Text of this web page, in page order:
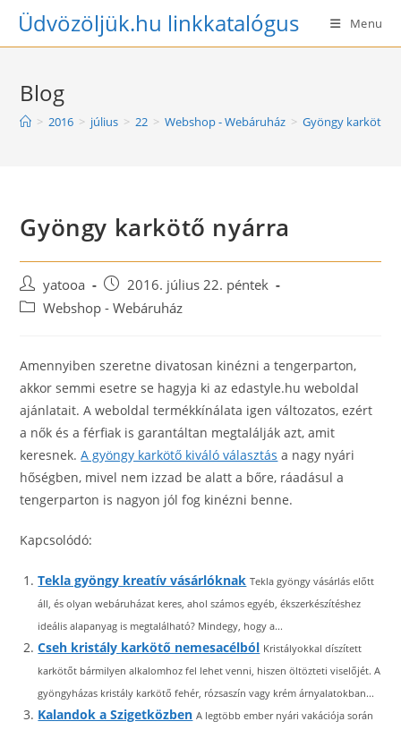
SkipÜdvözöljük.hu linkkatalógus Menu
Blog
> 2016 > július > 22 > Webshop - Webáruház > Gyöngy karkötő
Gyöngy karkötő nyárra
Post
author:
yatooa
Post
published:
2016. július 22. péntek
PostWebshop - Webáruház
Amennyiben szeretne divatosan kinézni a tengerparton,
akkor semmi esetre se hagyja ki az edastyle.hu weboldal
ajánlatait. A weboldal termékkínálata igen változatos, ezért
a nők és a férfiak is garantáltan megtalálják azt, amit
keresnek.A gyöngy karkötő kiváló választás a nagy nyári
hőségben, mivel nem izzad be alatt a bőre, ráadásul a
tengerparton is nagyon jól fog kinézni benne.
Kapcsolódó:
Tekla gyöngy kreatív vásárlóknak Tekla gyöngy vásárlás előtt
áll, és olyan webáruházat keres, ahol számos egyéb, ékszerkészítéshez
ideális alapanyag is megtalálható? Mindegy, hogy a...
Cseh kristály karkötő nemesacélból Kristályokkal díszített
karkötőt bármilyen alkalomhoz fel lehet venni, hiszen öltözteti viselőjét. A
gyöngyházas kristály karkötő fehér, rózsaszín vagy krém árnyalatokban...
Kalandok a Szigetközben A legtöbb ember nyári vakációja során